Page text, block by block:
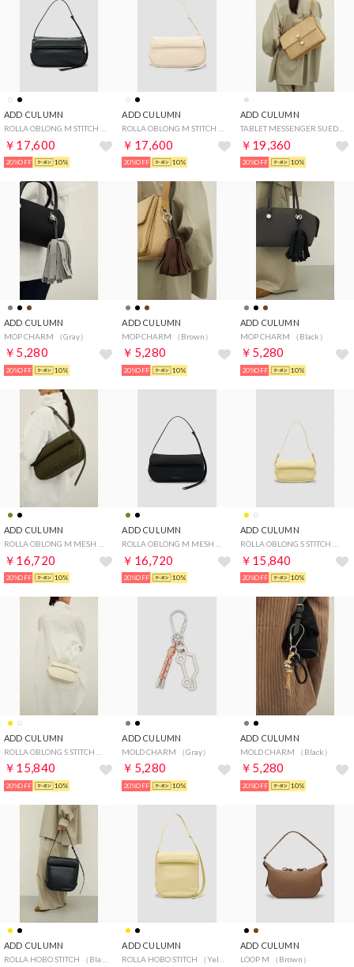
ADD CULUMN
￥17,600
20%OFF 10%
ADD CULUMN
￥17,600
20%OFF 10%
ADD CULUMN
TABLET MESSENGER SUEDE （Beige）
￥19,360
20%OFF 10%
ADD CULUMN
MOP CHARM （Gray）
￥5,280
20%OFF 10%
ADD CULUMN
MOP CHARM （Brown）
￥5,280
20%OFF 10%
ADD CULUMN
MOP CHARM （Black）
￥5,280
20%OFF 10%
ADD CULUMN
￥16,720
20%OFF 10%
ADD CULUMN
￥16,720
20%OFF 10%
ADD CULUMN
￥15,840
20%OFF 10%
ADD CULUMN
￥15,840
20%OFF 10%
ADD CULUMN
MOLD CHARM （Gray）
￥5,280
20%OFF 10%
ADD CULUMN
MOLD CHARM （Black）
￥5,280
20%OFF 10%
ADD CULUMN ADD CULUMN ADD CULUMN
LOOP M （Brown）